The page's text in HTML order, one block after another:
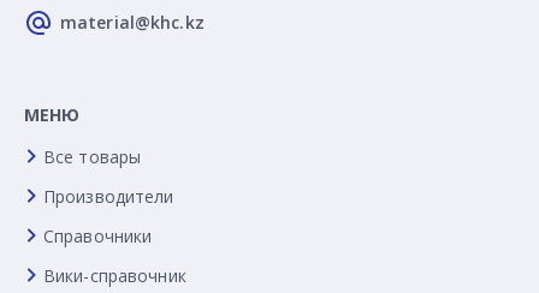
material@khc.kz
МЕНЮ
Все товары
Производители
Справочники
Вики-справочник